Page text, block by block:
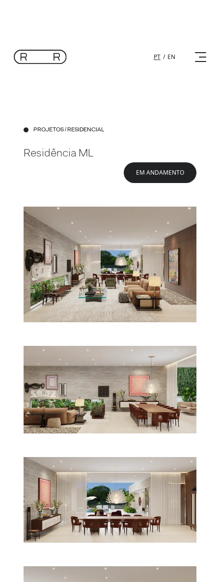
PT / EN
PROJETOS/ RESIDENCIAL
Residência ML
EM ANDAMENTO